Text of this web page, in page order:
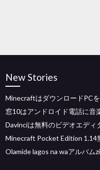
New Stories
MinecraftはダウンロードPC
窓10はアンドロイド電話に音
Davinciは無料のビデオエデ
Minecraft Pocket Edition 1.14
Olamide lagos na waアルバム